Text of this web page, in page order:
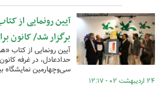
آیین رونمایی از
برگزار شد/ کانون
آیین رونمایی از کتاب
حدادعادل، در غرفه
سی‌وچهارمین نمایشگاه
۲۴ اردیبهشت ۰۲ - ۱۲:۱۷